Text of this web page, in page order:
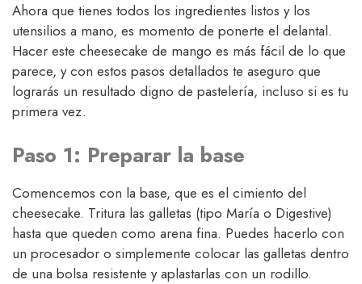
Ahora que tienes todos los ingredientes listos y los
utensilios a mano, es momento de ponerte el delantal.
Hacer este cheesecake de mango es más fácil de lo que
parece, y con estos pasos detallados te aseguro que
lograrás un resultado digno de pastelería, incluso si es tu
primera vez.
Paso 1: Preparar la base
Comencemos con la base, que es el cimiento del
cheesecake. Tritura las galletas (tipo María o Digestive)
hasta que queden como arena fina. Puedes hacerlo con
un procesador o simplemente colocar las galletas dentro
de una bolsa resistente y aplastarlas con un rodillo.